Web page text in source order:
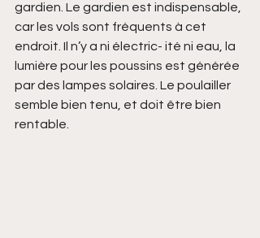
gardien. Le gardien est indispensable,
car les vols sont fréquents à cet
endroit. Il n’y a ni électric- ité ni eau, la
lumière pour les poussins est générée
par des lampes solaires. Le poulailler
semble bien tenu, et doit être bien
rentable.